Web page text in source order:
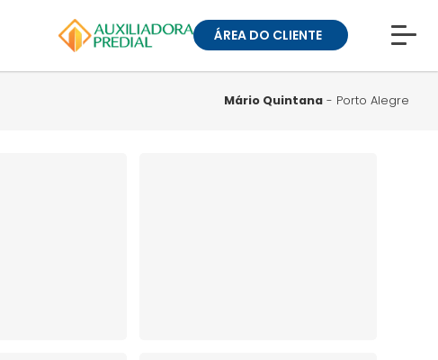
ÁREA DO CLIENTE
CONHEÇA A MUCK
BLOG
TRABALHE CONOSCO
Mário Quintana - Porto Alegre